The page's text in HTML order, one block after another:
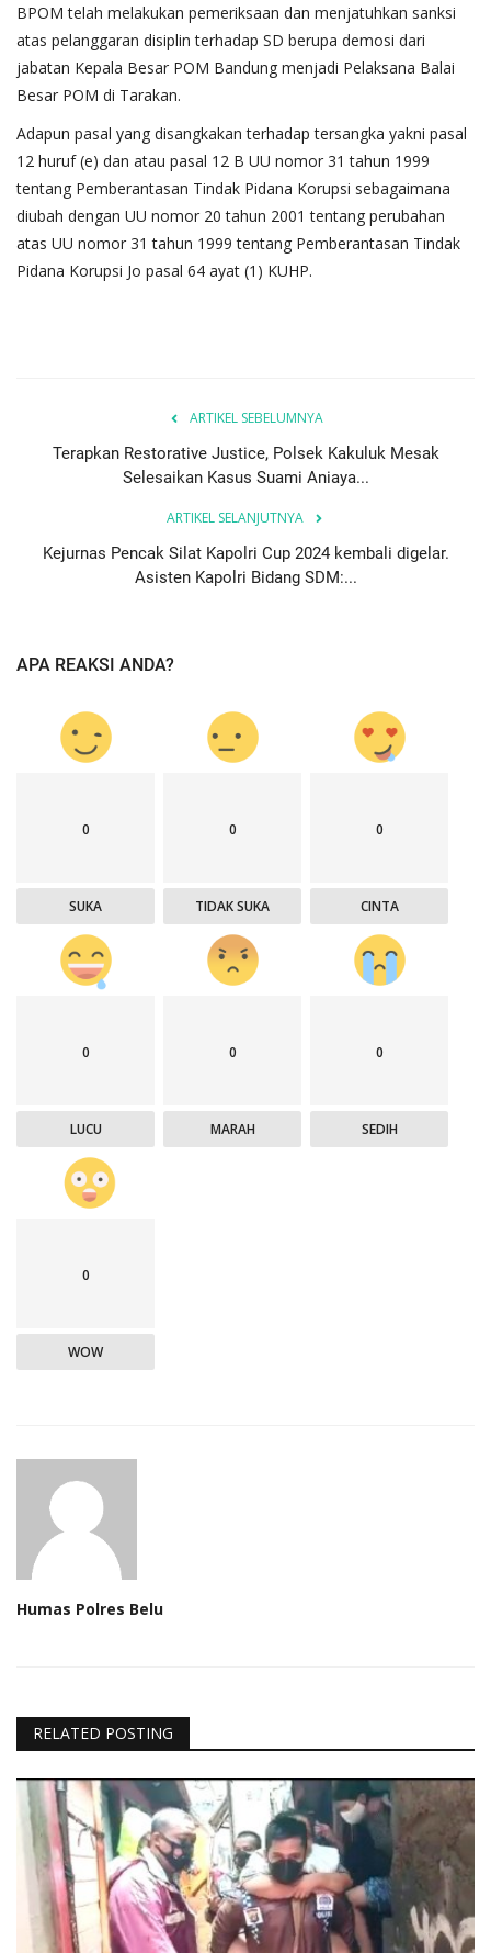
BPOM telah melakukan pemeriksaan dan menjatuhkan sanksi
atas pelanggaran disiplin terhadap SD berupa demosi dari
jabatan Kepala Besar POM Bandung menjadi Pelaksana Balai
Besar POM di Tarakan.
Adapun pasal yang disangkakan terhadap tersangka yakni pasal
12 huruf (e) dan atau pasal 12 B UU nomor 31 tahun 1999
tentang Pemberantasan Tindak Pidana Korupsi sebagaimana
diubah dengan UU nomor 20 tahun 2001 tentang perubahan
atas UU nomor 31 tahun 1999 tentang Pemberantasan Tindak
Pidana Korupsi Jo pasal 64 ayat (1) KUHP.
ARTIKEL SEBELUMNYA
Terapkan Restorative Justice, Polsek Kakuluk Mesak
Selesaikan Kasus Suami Aniaya...
ARTIKEL SELANJUTNYA
Kejurnas Pencak Silat Kapolri Cup 2024 kembali digelar.
Asisten Kapolri Bidang SDM:...
APA REAKSI ANDA?
0
SUKA
0
TIDAK SUKA
0
CINTA
0
LUCU
0
MARAH
0
SEDIH
0
WOW
Humas Polres Belu
RELATED POSTING